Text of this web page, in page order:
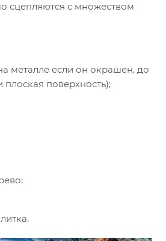
сцепляются с множеством
металле если он окрашен, до
поверхность);